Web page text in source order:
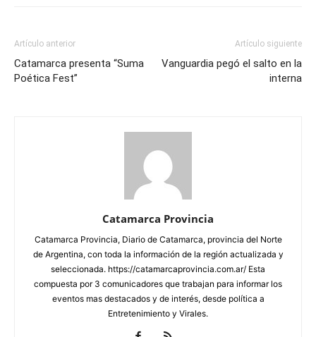
Artículo anterior
Catamarca presenta “Suma
Poética Fest”
Artículo siguiente
Vanguardia pegó el salto en la
interna
Catamarca Provincia
Catamarca Provincia, Diario de Catamarca, provincia del Norte
de Argentina, con toda la información de la región actualizada y
seleccionada. https://catamarcaprovincia.com.ar/ Esta
compuesta por 3 comunicadores que trabajan para informar los
eventos mas destacados y de interés, desde política a
Entretenimiento y Virales.